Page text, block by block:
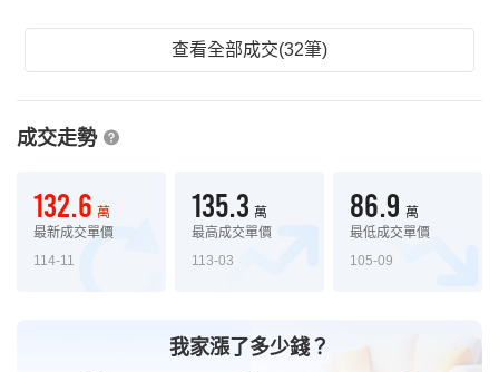
查看全部成交(32筆)
成交走勢
132.6 萬
最新成交單價
114-11
135.3 萬
最高成交單價
113-03
86.9 萬
最低成交單價
105-09
我家漲了多少錢？